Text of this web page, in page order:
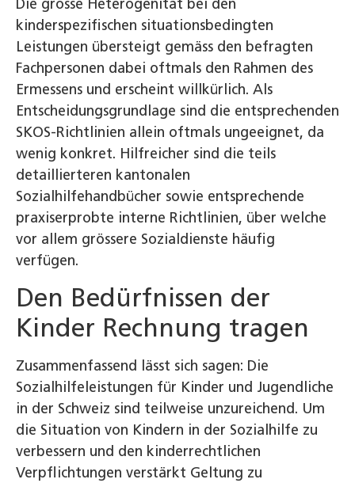
Die grosse Heterogenität bei den
kinderspezifischen situationsbedingten
Leistungen übersteigt gemäss den befragten
Fachpersonen dabei oftmals den Rahmen des
Ermessens und erscheint willkürlich. Als
Entscheidungsgrundlage sind die entsprechenden
SKOS-Richtlinien allein oftmals ungeeignet, da
wenig konkret. Hilfreicher sind die teils
detaillierteren kantonalen
Sozialhilfehandbücher sowie entsprechende
praxiserprobte interne Richtlinien, über welche
vor allem grössere Sozialdienste häufig
verfügen.
Den Bedürfnissen der
Kinder Rechnung tragen
Zusammenfassend lässt sich sagen: Die
Sozialhilfeleistungen für Kinder und Jugendliche
in der Schweiz sind teilweise unzureichend. Um
die Situation von Kindern in der Sozialhilfe zu
verbessern und den kinderrechtlichen
Verpflichtungen verstärkt Geltung zu